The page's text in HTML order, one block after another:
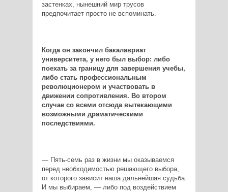
застенках, нынешний мир трусов
предпочитает просто не вспоминать.
Когда он закончил бакалавриат
университета, у него был выбор: либо
поехать за границу для завершения учебы,
либо стать профессиональным
революционером и участвовать в
движении сопротивления. Во втором
случае со всеми отсюда вытекающими
возможными драматическими
последствиями.
— Пять-семь раз в жизни мы оказываемся
перед необходимостью решающего выбора,
от которого зависит наша дальнейшая судьба.
И мы выбираем, — либо под воздействием